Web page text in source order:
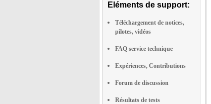
Eléments de support:
Téléchargement de notices,
pilotes, vidéos
FAQ service technique
Expériences, Contributions
Forum de discussion
Résultats de tests